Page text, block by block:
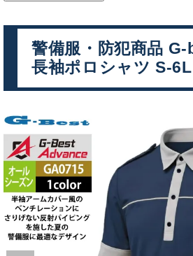
警備服・防犯商品
長袖ポロシャツ S-6L